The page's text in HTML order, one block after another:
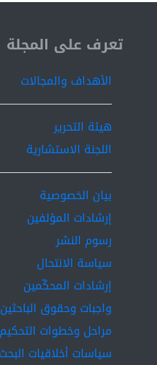
2519-9854
تعرف على المجلة
الأهداف والمجالات
هيئة التحرير
اللجنة الاستشارية
بيان الخصوصية
إرشادات المؤلفين
رسوم النشر
سياسة الانتحال
إرشادات المحكّمين
واجبات وحقوق الباحثين
مراحل وخطوات التحكيم
سياسات أخلاقيات